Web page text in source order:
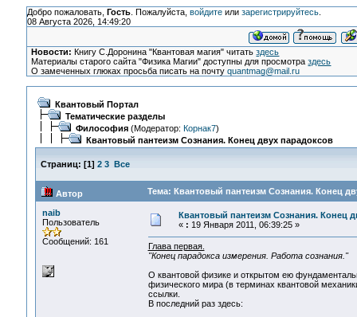
Добро пожаловать, Гость. Пожалуйста, войдитеили зарегистрируйтесь.
08 Августа 2026, 14:49:20
Новости: Книгу С.Доронина "Квантовая магия" читатьздесь
Материалы старого сайта "Физика Магии" доступны для просмотраздесь
О замеченных глюках просьба писать на почтуquantmag@mail.ru
Квантовый Портал
Тематические разделы
Философия(Модератор: Корнак7)
Квантовый пантеизм Сознания. Конец двух парадоксов
Страниц: [1] 2 3 Все
Автор Тема: Квантовый пантеизм Сознания. Конец
naib
Пользователь
Сообщений: 161
Квантовый пантеизм Сознания. Конец
« : 19 Января 2011, 06:39:25 »
Глава первая.
"Конец парадокса измерения. Работа сознания."
О квантовой физике и открытом ею
физического мира (в терминах квантовой
ссылки.
В последний раз здесь: